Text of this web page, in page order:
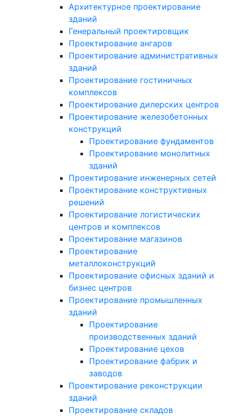
Архитектурное проектирование
зданий
Генеральный проектировщик
Проектирование ангаров
Проектирование административных
зданий
Проектирование гостиничных
комплексов
Проектирование дилерских центров
Проектирование железобетонных
конструкций
Проектирование фундаментов
Проектирование монолитных
зданий
Проектирование инженерных сетей
Проектирование конструктивных
решений
Проектирование логистических
центров и комплексов
Проектирование магазинов
Проектирование
металлоконструкций
Проектирование офисных зданий и
бизнес центров
Проектирование промышленных
зданий
Проектирование
производственных зданий
Проектирование цехов
Проектирование фабрик и
заводов
Проектирование реконструкции
зданий
Проектирование складов